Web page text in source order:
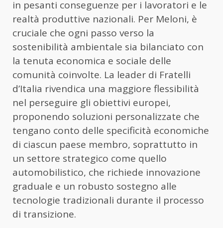
in pesanti conseguenze per i lavoratori e le
realtà produttive nazionali. Per Meloni, è
cruciale che ogni passo verso la
sostenibilità ambientale sia bilanciato con
la tenuta economica e sociale delle
comunità coinvolte. La leader di Fratelli
d’Italia rivendica una maggiore flessibilità
nel perseguire gli obiettivi europei,
proponendo soluzioni personalizzate che
tengano conto delle specificità economiche
di ciascun paese membro, soprattutto in
un settore strategico come quello
automobilistico, che richiede innovazione
graduale e un robusto sostegno alle
tecnologie tradizionali durante il processo
di transizione.